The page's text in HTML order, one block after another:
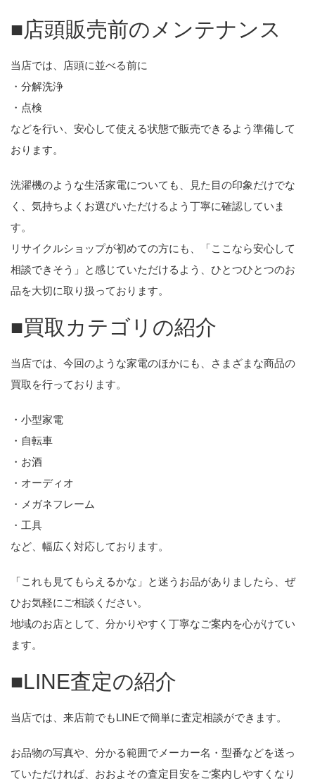
■店頭販売前のメンテナンス
当店では、店頭に並べる前に
・分解洗浄
・点検
などを行い、安心して使える状態で販売できるよう準備して
おります。
洗濯機のような生活家電についても、見た目の印象だけでな
く、気持ちよくお選びいただけるよう丁寧に確認していま
す。
リサイクルショップが初めての方にも、「ここなら安心して
相談できそう」と感じていただけるよう、ひとつひとつのお
品を大切に取り扱っております。
■買取カテゴリの紹介
当店では、今回のような家電のほかにも、さまざまな商品の
買取を行っております。
・小型家電
・自転車
・お酒
・オーディオ
・メガネフレーム
・工具
など、幅広く対応しております。
「これも見てもらえるかな」と迷うお品がありましたら、ぜ
ひお気軽にご相談ください。
地域のお店として、分かりやすく丁寧なご案内を心がけてい
ます。
■LINE査定の紹介
当店では、来店前でもLINEで簡単に査定相談ができます。
お品物の写真や、分かる範囲でメーカー名・型番などを送っ
ていただければ、おおよその査定目安をご案内しやすくなり